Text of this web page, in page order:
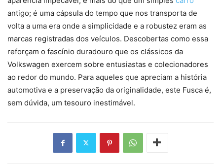
antigo; é uma cápsula do tempo que nos transporta de
volta a uma era onde a simplicidade e a robustez eram as
marcas registradas dos veículos. Descobertas como essa
reforçam o fascínio duradouro que os clássicos da
Volkswagen exercem sobre entusiastas e colecionadores
ao redor do mundo. Para aqueles que apreciam a história
automotiva e a preservação da originalidade, este Fusca é,
sem dúvida, um tesouro inestimável.